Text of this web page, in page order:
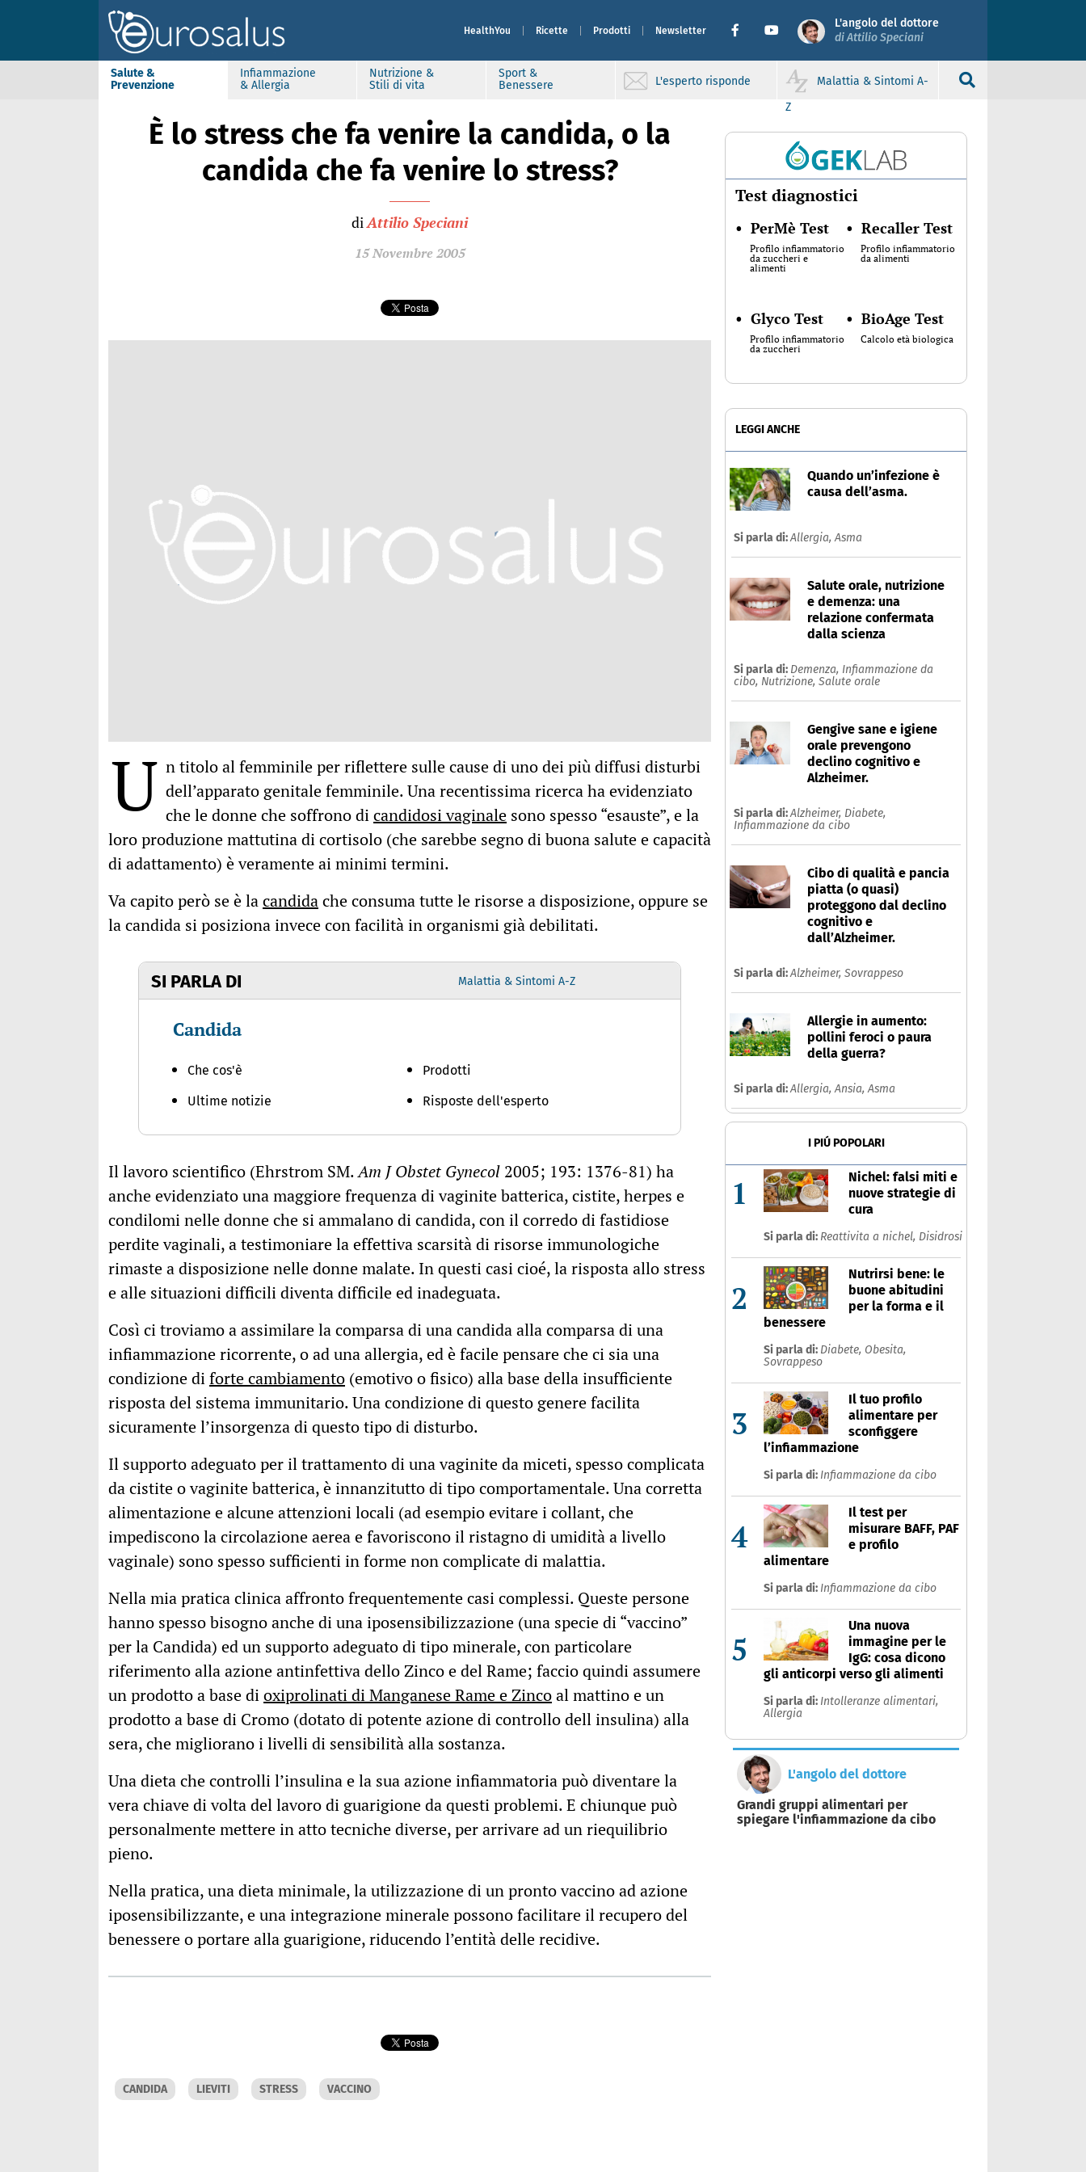
HealthYou Ricette Prodotti Newsletter
L'angolo del dottore
di Attilio Speciani
Salute &
Prevenzione
Infiammazione
& Allergia
Nutrizione &
Stili di vita
Sport &
Benessere
L'esperto risponde
Malattia & Sintomi A-
Z
È lo stress che fa venire la candida, o la
candida che fa venire lo stress?
diAttilio Speciani
15 Novembre 2005
U n titolo al femminile per riflettere sulle cause di uno dei più diffusi disturbi
dell’apparato genitale femminile. Una recentissima ricerca ha evidenziato
che le donne che soffrono dicandidosi vaginale sono spesso “esauste”, e la
loro produzione mattutina di cortisolo (che sarebbe segno di buona salute e capacità
di adattamento) è veramente ai minimi termini.
Va capito però se è lacandidache consuma tutte le risorse a disposizione, oppure se
la candida si posiziona invece con facilità in organismi già debilitati.
SI PARLA DI Malattia & Sintomi A-Z
Candida
Che cos'è
Ultime notizie
Prodotti
Risposte dell'esperto
Il lavoro scientifico (Ehrstrom SM.Am J Obstet Gynecol 2005; 193: 1376-81) ha
anche evidenziato una maggiore frequenza di vaginite batterica, cistite, herpes e
condilomi nelle donne che si ammalano di candida, con il corredo di fastidiose
perdite vaginali, a testimoniare la effettiva scarsità di risorse immunologiche
rimaste a disposizione nelle donne malate. In questi casi cioé, la risposta allo stress
e alle situazioni difficili diventa difficile ed inadeguata.
Così ci troviamo a assimilare la comparsa di una candida alla comparsa di una
infiammazione ricorrente, o ad una allergia, ed è facile pensare che ci sia una
condizione diforte cambiamento (emotivo o fisico) alla base della insufficiente
risposta del sistema immunitario. Una condizione di questo genere facilita
sicuramente l’insorgenza di questo tipo di disturbo.
Il supporto adeguato per il trattamento di una vaginite da miceti, spesso complicata
da cistite o vaginite batterica, è innanzitutto di tipo comportamentale. Una corretta
alimentazione e alcune attenzioni locali (ad esempio evitare i collant, che
impediscono la circolazione aerea e favoriscono il ristagno di umidità a livello
vaginale) sono spesso sufficienti in forme non complicate di malattia.
Nella mia pratica clinica affronto frequentemente casi complessi. Queste persone
hanno spesso bisogno anche di una iposensibilizzazione (una specie di “vaccino”
per la Candida) ed un supporto adeguato di tipo minerale, con particolare
riferimento alla azione antinfettiva dello Zinco e del Rame; faccio quindi assumere
un prodotto a base dioxiprolinati di Manganese Rame e Zincoal mattino e un
prodotto a base di Cromo (dotato di potente azione di controllo dell insulina) alla
sera, che migliorano i livelli di sensibilità alla sostanza.
Una dieta che controlli l’insulina e la sua azione infiammatoria può diventare la
vera chiave di volta del lavoro di guarigione da questi problemi. E chiunque può
personalmente mettere in atto tecniche diverse, per arrivare ad un riequilibrio
pieno.
Nella pratica, una dieta minimale, la utilizzazione di un pronto vaccino ad azione
iposensibilizzante, e una integrazione minerale possono facilitare il recupero del
benessere o portare alla guarigione, riducendo l’entità delle recidive.
CANDIDA LIEVITI STRESS VACCINO
Test diagnostici
• PerMè Test
Profilo infiammatorio
da zuccheri e
alimenti
• Recaller Test
Profilo infiammatorio
da alimenti
• Glyco Test
Profilo infiammatorio
da zuccheri
• BioAge Test
Calcolo età biologica
LEGGI ANCHE
Quando un’infezione è
causa dell’asma.
Si parla di:Allergia,Asma
Salute orale, nutrizione
e demenza: una
relazione confermata
dalla scienza
Si parla di: Demenza, Infiammazione da
cibo, Nutrizione, Salute orale
Gengive sane e igiene
orale prevengono
declino cognitivo e
Alzheimer.
Si parla di:Alzheimer, Diabete,
Infiammazione da cibo
Cibo di qualità e pancia
piatta (o quasi)
proteggono dal declino
cognitivo e
dall’Alzheimer.
Si parla di:Alzheimer, Sovrappeso
Allergie in aumento:
pollini feroci o paura
della guerra?
Si parla di:Allergia,Ansia,Asma
I PIÚ POPOLARI
1
Nichel: falsi miti e
nuove strategie di
cura
Si parla di: Reattivita a nichel, Disidrosi
2
Nutrirsi bene: le
buone abitudini
per la forma e il
benessere
Si parla di: Diabete, Obesita,
Sovrappeso
3
Il tuo profilo
alimentare per
sconfiggere
l’infiammazione
Si parla di: Infiammazione da cibo
4
Il test per
misurare BAFF, PAF
e profilo
alimentare
Si parla di: Infiammazione da cibo
5
Una nuova
immagine per le
IgG: cosa dicono
gli anticorpi verso gli alimenti
Si parla di: Intolleranze alimentari,
Allergia
L'angolo del dottore
Grandi gruppi alimentari per
spiegare l'infiammazione da cibo